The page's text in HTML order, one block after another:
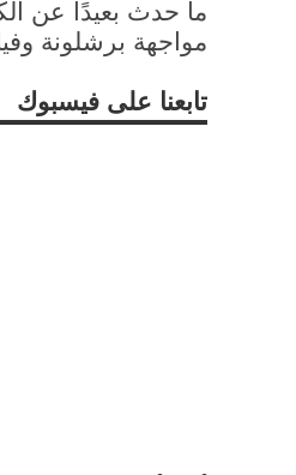
ما حدث بعيدًا عن
مواجهة برشلونة
تابعنا على فيسبوك